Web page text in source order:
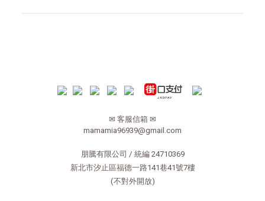
✉ 客服信箱 ✉
mamamia96939@gmail.com
朋騰有限公司 / 統編 24710369
新北市汐止區福德一路141巷41號7樓
(不對外開放)